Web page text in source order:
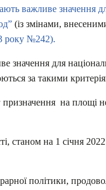
важливе значення
(із змінами,
року №242).
для
за такими
призначення на площі
станом на 1 січня
політики,